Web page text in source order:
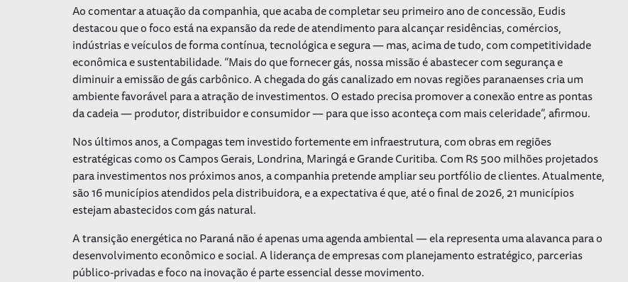
Ao comentar a atuação da companhia, que acaba de completar seu primeiro ano de concessão, Eudis
destacou que o foco está na expansão da rede de atendimento para alcançar residências, comércios,
indústrias e veículos de forma contínua, tecnológica e segura — mas, acima de tudo, com competitividade
econômica e sustentabilidade. “Mais do que fornecer gás, nossa missão é abastecer com segurança e
diminuir a emissão de gás carbônico. A chegada do gás canalizado em novas regiões paranaenses cria um
ambiente favorável para a atração de investimentos. O estado precisa promover a conexão entre as pontas
da cadeia — produtor, distribuidor e consumidor — para que isso aconteça com mais celeridade”, afirmou.
Nos últimos anos, a Compagas tem investido fortemente em infraestrutura, com obras em regiões
estratégicas como os Campos Gerais, Londrina, Maringá e Grande Curitiba. Com R$ 500 milhões projetados
para investimentos nos próximos anos, a companhia pretende ampliar seu portfólio de clientes. Atualmente,
são 16 municípios atendidos pela distribuidora, e a expectativa é que, até o final de 2026, 21 municípios
estejam abastecidos com gás natural.
A transição energética no Paraná não é apenas uma agenda ambiental — ela representa uma alavanca para o
desenvolvimento econômico e social. A liderança de empresas com planejamento estratégico, parcerias
público-privadas e foco na inovação é parte essencial desse movimento.